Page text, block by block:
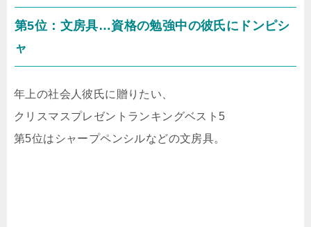
第5位：文房具…資格の勉強中の彼氏にドンピシ
ャ
年上の社会人彼氏に贈りたい、
クリスマスプレゼントランキングベスト5
第5位はシャープペンシルなどの文房具。